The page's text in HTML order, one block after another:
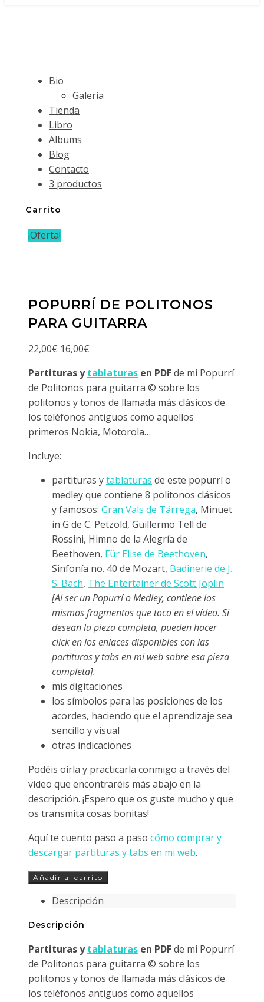
Bio
Galería
Tienda
Libro
Albums
Blog
Contacto
3 productos
Carrito
¡Oferta!
POPURRÍ DE POLITONOS
PARA GUITARRA
22,00€ El
original
era:
22,00€.
16,00€
actual
es:
16,00€.
Partituras ytablaturas en PDFde mi Popurrí
de Politonos para guitarra © sobre los
politonos y tonos de llamada más clásicos de
los teléfonos antiguos como aquellos
primeros Nokia, Motorola…
Incluye:
partituras ytablaturas de este popurrí o
medley que contiene 8 politonos clásicos
y famosos: Gran Vals de Tárrega, Minuet
in G de C. Petzold, Guillermo Tell de
Rossini, Himno de la Alegría de
Beethoven, Für Elise de Beethoven,
Sinfonía no. 40 de Mozart, Badinerie de J.
S. Bach, The Entertainer de Scott Joplin
[Al ser un Popurrí o Medley, contiene los
mismos fragmentos que toco en el vídeo. Si
desean la pieza completa, pueden hacer
click en los enlaces disponibles con las
partituras y tabs en mi web sobre esa pieza
completa].
mis digitaciones
los símbolos para las posiciones de los
acordes, haciendo que el aprendizaje sea
sencillo y visual
otras indicaciones
Podéis oírla y practicarla conmigo a través del
vídeo que encontraréis más abajo en la
descripción. ¡Espero que os guste mucho y que
os transmita cosas bonitas!
Aquí te cuento paso a paso cómo comprar y
descargar partituras y tabs en mi web.
Popurrí
Politonos
para
cantidad
Añadir al carrito
Descripción
Descripción
Partituras ytablaturas en PDFde mi Popurrí
de Politonos para guitarra © sobre los
politonos y tonos de llamada más clásicos de
los teléfonos antiguos como aquellos